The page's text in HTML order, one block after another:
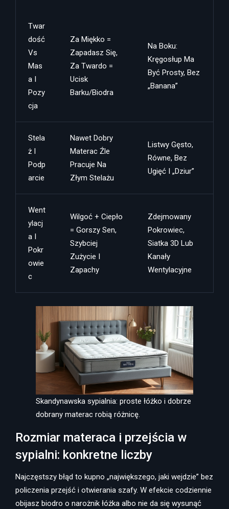
Twar
Dość
Vs
Mas
A I
Pozy
Cja
Za Miękko =
Zapadasz Się,
Za Twardo =
Ucisk
Barku/biodra
Na Boku:
Kręgosłup Ma
Być Prosty, Bez
„banana”
Stela
Ż I
Podp
Arcie
Nawet Dobry
Materac Źle
Pracuje Na
Złym Stelażu
Listwy Gęsto,
Równe, Bez
Ugięć I „dziur”
Went
Ylacj
A I
Pokr
Owie
C
Wilgoć + Ciepło
= Gorszy Sen,
Szybciej
Zużycie I
Zapachy
Zdejmowany
Pokrowiec,
Siatka 3D Lub
Kanały
Wentylacyjne
Skandynawska sypialnia: proste łóżko i dobrze
dobrany materac robią różnicę.
Rozmiar materaca i przejścia w
sypialni: konkretne liczby
Najczęstszy błąd to kupno „największego, jaki wejdzie” bez
policzenia przejść i otwierania szafy. W efekcie codziennie
obijasz biodro o narożnik łóżka albo nie da się wysunąć